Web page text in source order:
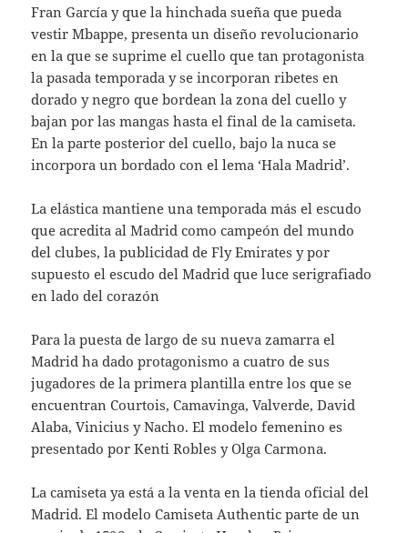
Fran García y que la hinchada sueña que pueda
vestir Mbappe, presenta un diseño revolucionario
en la que se suprime el cuello que tan protagonista
la pasada temporada y se incorporan ribetes en
dorado y negro que bordean la zona del cuello y
bajan por las mangas hasta el final de la camiseta.
En la parte posterior del cuello, bajo la nuca se
incorpora un bordado con el lema ‘Hala Madrid’.
La elástica mantiene una temporada más el escudo
que acredita al Madrid como campeón del mundo
del clubes, la publicidad de Fly Emirates y por
supuesto el escudo del Madrid que luce serigrafiado
en lado del corazón
Para la puesta de largo de su nueva zamarra el
Madrid ha dado protagonismo a cuatro de sus
jugadores de la primera plantilla entre los que se
encuentran Courtois, Camavinga, Valverde, David
Alaba, Vinicius y Nacho. El modelo femenino es
presentado por Kenti Robles y Olga Carmona.
La camiseta ya está a la venta en la tienda oficial del
Madrid. El modelo Camiseta Authentic parte de un